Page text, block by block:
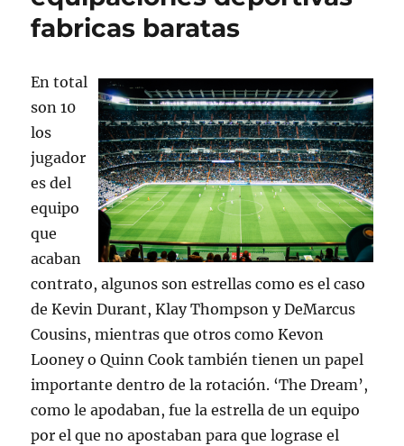
fabricas baratas
En total
son 10
los
jugador
es del
equipo
que
acaban
contrato, algunos son estrellas como es el caso
de Kevin Durant, Klay Thompson y DeMarcus
Cousins, mientras que otros como Kevon
Looney o Quinn Cook también tienen un papel
importante dentro de la rotación. ‘The Dream’,
como le apodaban, fue la estrella de un equipo
por el que no apostaban para que lograse el